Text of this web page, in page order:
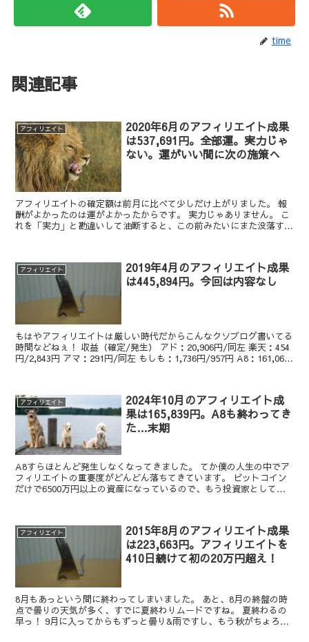
time
関連記事
アフィリエイト
2020年6月のアフィリエイト成果
は537,691円。全部運。実力じゃ
ない。運がいい間に次の施策へ
アフィリエイトの確定額は前月に比べて少しだけ上がりました。 報
酬がよかったのは運がよかったからです。 実力じゃありません。 こ
れを「実力」と勘違いして油断すると、この前みたいにまた没落する
アフィリエイト
2019年4月のアフィリエイト成果
は445,894円。今回は内容なし
もはやアフィリエイトは厳しい時代だからこんなクソブログ書いてる
時間などねぇ！ 収益（確定/発生） アド：20,906円/同左 楽天：454
円/2,843円 アマ：291円/同左 もしも：1,736円/957円 A8：161,069
アフィリエイト
2024年10月のアフィリエイト成
果は165,839円。A8も終わってき
た…末期
A8すらほとんど発生しなくなってきました。 てか僕の人生の中でア
フィリエイトの重要度がどんどん落ちてきています。 ビットコイン
だけで6500万円以上の資産になっているので、もう投資家として生
アフィリエイト
2015年8月のアフィリエイト成果
は223,663円。アフィリエイトを
410日続けて初の20万円超え！
8月もあっという間に終わってしまいました。 あと、8月の終盤の時
点で曇りの天気が多く、すでに夏終わりムードですね。 夏終わるの
早っ！ 9月に入ってからもずっと曇り&雨ですし、もう秋がちょろっ